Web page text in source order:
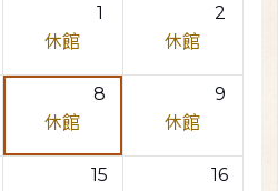
1
休館
2
休館
8
休館
9
休館
15
16